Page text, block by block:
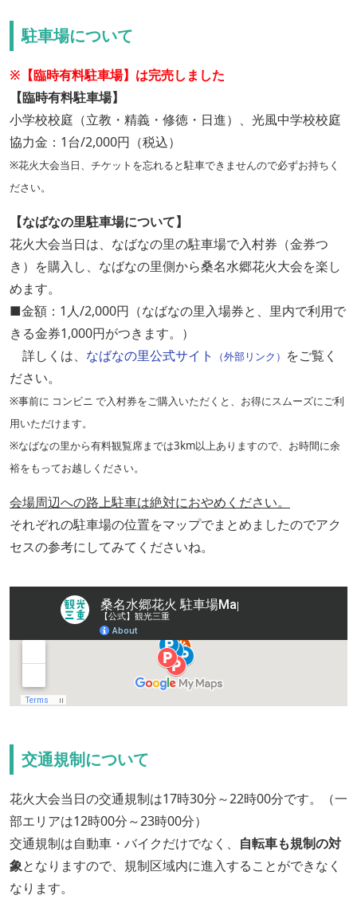
駐車場について
※【臨時有料駐車場】は完売しました
【臨時有料駐車場】
小学校校庭（立教・精義・修徳・日進）、光風中学校校庭
協力金：1台/2,000円（税込）
※花火大会当日、チケットを忘れると駐車できませんので必ずお持ちく
ださい。
【なばなの里駐車場について】
花火大会当日は、なばなの里の駐車場で入村券（金券つ
き）を購入し、なばなの里側から桑名水郷花火大会を楽し
めます。
■金額：1人/2,000円（なばなの里入場券と、里内で利用で
きる金券1,000円がつきます。）
詳しくは、 なばなの里公式サイト （外部リンク） をご覧く
ださい。
※事前に コンビニ で入村券をご購入いただくと、お得にスムーズにご利
用いただけます。
※なばなの里から有料観覧席までは3km以上ありますので、お時間に余
裕をもってお越しください。
会場周辺への路上駐車は絶対におやめください。
それぞれの駐車場の位置をマップでまとめましたのでアク
セスの参考にしてみてくださいね。
交通規制について
花火大会当日の交通規制は17時30分～22時00分です。（一
部エリアは12時00分～23時00分）
交通規制は自動車・バイクだけでなく、 自転車も規制の対
象となりますので、規制区域内に進入することができなく
なります。